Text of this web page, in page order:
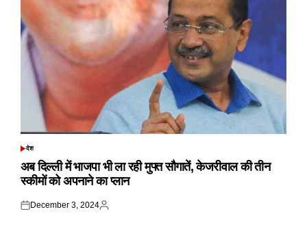
POSTED
देश
अब दिल्ली में भाजपा भी ला रही मुफ्त सौगातें, केजरीवाल की तीन
स्कीमों को अपनाने का प्लान
Posted
December 3, 2024
Posted